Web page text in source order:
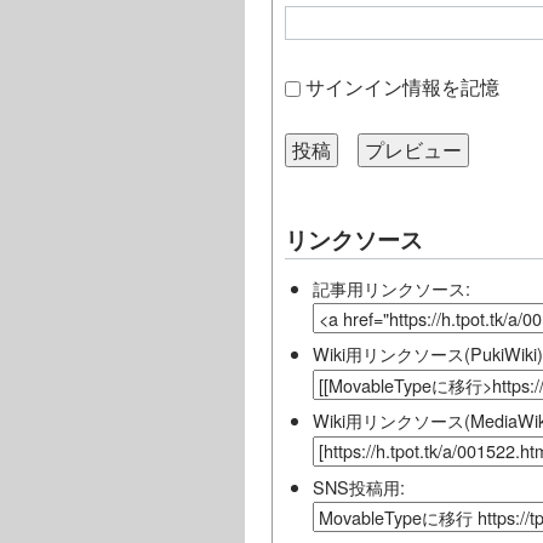
サインイン情報を記憶
リンクソース
記事用リンクソース:
Wiki用リンクソース
Wiki用リンクソース
SNS投稿用: